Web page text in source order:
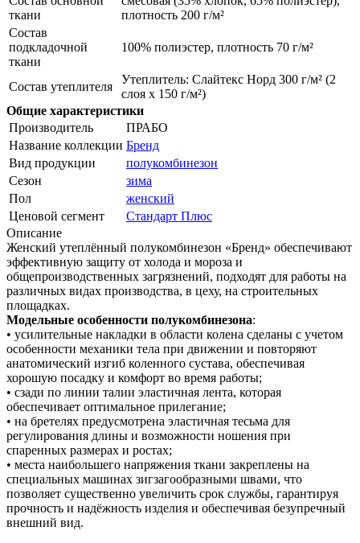
ткани
плотность 200 г/м²
Состав
подкладочной
ткани
100% полиэстер, плотность 70 г/м²
Состав утеплителя
Утеплитель: Слайтекс Норд 300 г/м² (2
слоя х 150 г/м²)
Общие характеристики
Производитель
ПРАБО
Название коллекции Бренд
Вид продукции
полукомбинезон
Сезон
зима
Пол
женский
Ценовой сегмент
Стандарт Плюс
Описание
Женский утеплённый полукомбинезон «Бренд» обеспечивают
эффективную защиту от холода и мороза и
общепроизводственных загрязнений, подходят для работы на
различных видах производства, в цеху, на строительных
площадках.
Модельные особенности полукомбинезона:
• усилительные накладки в области колена сделаны с учетом
особенности механики тела при движении и повторяют
анатомический изгиб коленного сустава, обеспечивая
хорошую посадку и комфорт во время работы;
• сзади по линии талии эластичная лента, которая
обеспечивает оптимальное прилегание;
• на бретелях предусмотрена эластичная тесьма для
регулирования длины и возможности ношения при
спаренных размерах и ростах;
• места наибольшего напряжения ткани закреплены на
специальных машинах зигзагообразными швами, что
позволяет существенно увеличить срок службы, гарантируя
прочность и надёжность изделия и обеспечивая безупречный
внешний вид.